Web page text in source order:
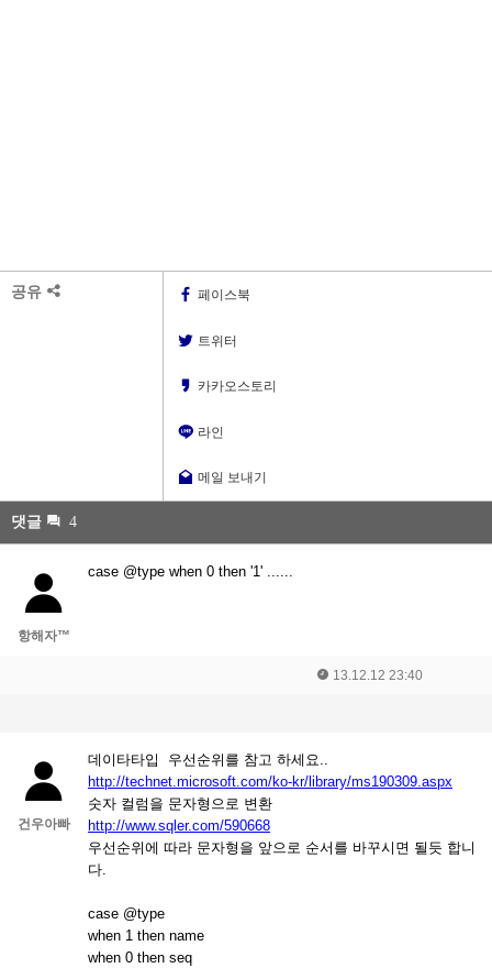
공유 페이스북
트위터
카카오스토리
라인
메일 보내기
댓글 4
항해자™
case @type when 0 then '1' ......
13.12.12 23:40
건우아빠
데이타타입 우선순위를 참고 하세요..
http://technet.microsoft.com/ko-kr/library/ms190309.aspx
숫자 컬럼을 문자형으로 변환
http://www.sqler.com/590668
우선순위에 따라 문자형을 앞으로 순서를 바꾸시면 될듯 합니
다.
case @type
when 1 then name
when 0 then seq